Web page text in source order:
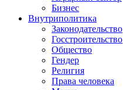
Бизнес
Внутриполитика
Законодательство
Госстроительство
Общество
Гендер
Религия
Права человека